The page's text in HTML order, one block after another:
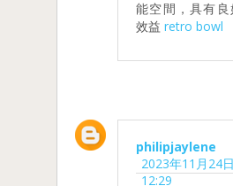
能空間，具有良
效益 retro bowl
philipjaylene
2023年11月24
12:29